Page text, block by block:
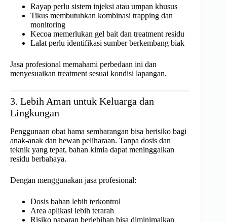
Rayap perlu sistem injeksi atau umpan khusus
Tikus membutuhkan kombinasi trapping dan
monitoring
Kecoa memerlukan gel bait dan treatment residu
Lalat perlu identifikasi sumber berkembang biak
Jasa profesional memahami perbedaan ini dan
menyesuaikan treatment sesuai kondisi lapangan.
3. Lebih Aman untuk Keluarga dan
Lingkungan
Penggunaan obat hama sembarangan bisa berisiko bagi
anak-anak dan hewan peliharaan. Tanpa dosis dan
teknik yang tepat, bahan kimia dapat meninggalkan
residu berbahaya.
Dengan menggunakan jasa profesional:
Dosis bahan lebih terkontrol
Area aplikasi lebih terarah
Risiko paparan berlebihan bisa diminimalkan